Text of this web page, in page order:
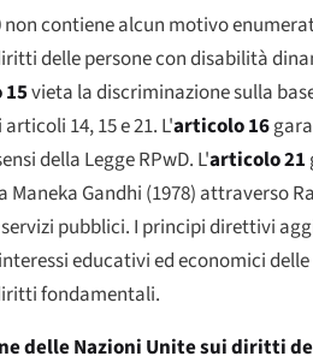
non contiene alcun motivo
delle persone con disabilità
vieta la discriminazione sulla
14, 15 e 21. L'articolo 16
della Legge RPwD. L'articolo 21
Maneka Gandhi (1978) attraverso
pubblici. I principi direttivi
educativi ed economici
fondamentali.
delle Nazioni Unite sui diritti